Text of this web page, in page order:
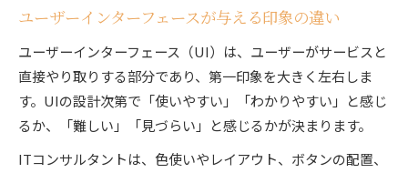
ユーザーインターフェースが与える印象の違い
ユーザーインターフェース（UI）は、ユーザーがサービスと
直接やり取りする部分であり、第一印象を大きく左右しま
す。UIの設計次第で「使いやすい」「わかりやすい」と感じ
るか、「難しい」「見づらい」と感じるかが決まります。
ITコンサルタントは、色使いやレイアウト、ボタンの配置、